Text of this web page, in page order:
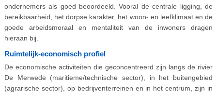
ondernemers als goed beoordeeld. Vooral de centrale ligging, de
bereikbaarheid, het dorpse karakter, het woon- en leefklimaat en de
goede arbeidsmoraal en mentaliteit van de inwoners dragen
hieraan bij.
Ruimtelijk-economisch profiel
De economische activiteiten die geconcentreerd zijn langs de rivier
De Merwede (maritieme/technische sector), in het buitengebied
(agrarische sector), op bedrijventerreinen en in het centrum, zijn in